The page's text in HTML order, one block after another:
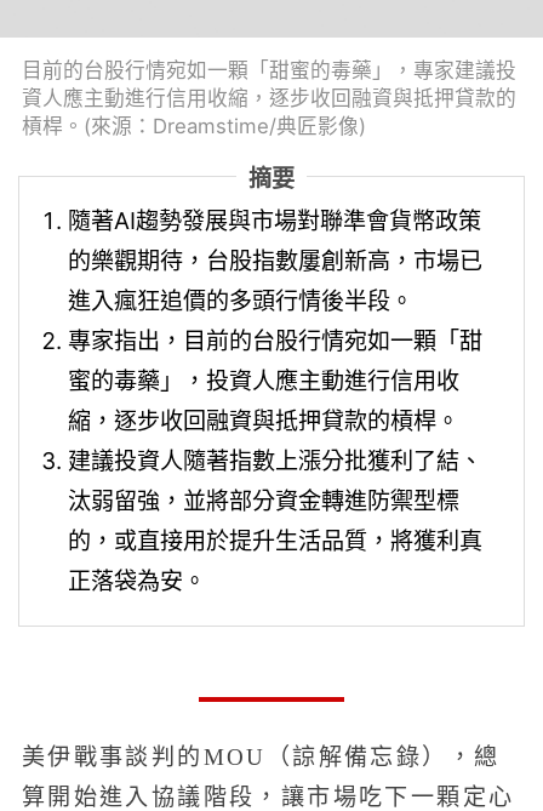
目前的台股行情宛如一顆「甜蜜的毒藥」，專家建議投
資人應主動進行信用收縮，逐步收回融資與抵押貸款的
槓桿。(來源：Dreamstime/典匠影像)
摘要
隨著AI趨勢發展與市場對聯準會貨幣政策
的樂觀期待，台股指數屢創新高，市場已
進入瘋狂追價的多頭行情後半段。
專家指出，目前的台股行情宛如一顆「甜
蜜的毒藥」，投資人應主動進行信用收
縮，逐步收回融資與抵押貸款的槓桿。
建議投資人隨著指數上漲分批獲利了結、
汰弱留強，並將部分資金轉進防禦型標
的，或直接用於提升生活品質，將獲利真
正落袋為安。
美伊戰事談判的MOU（諒解備忘錄），總
算開始進入協議階段，讓市場吃下一顆定心